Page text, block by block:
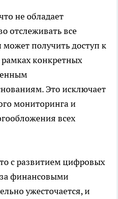
не обладает
отслеживать все
получить доступ к
конкретных
Это исключает
мониторинга и
всех
с развитием цифровых
финансовыми
ужесточается, и